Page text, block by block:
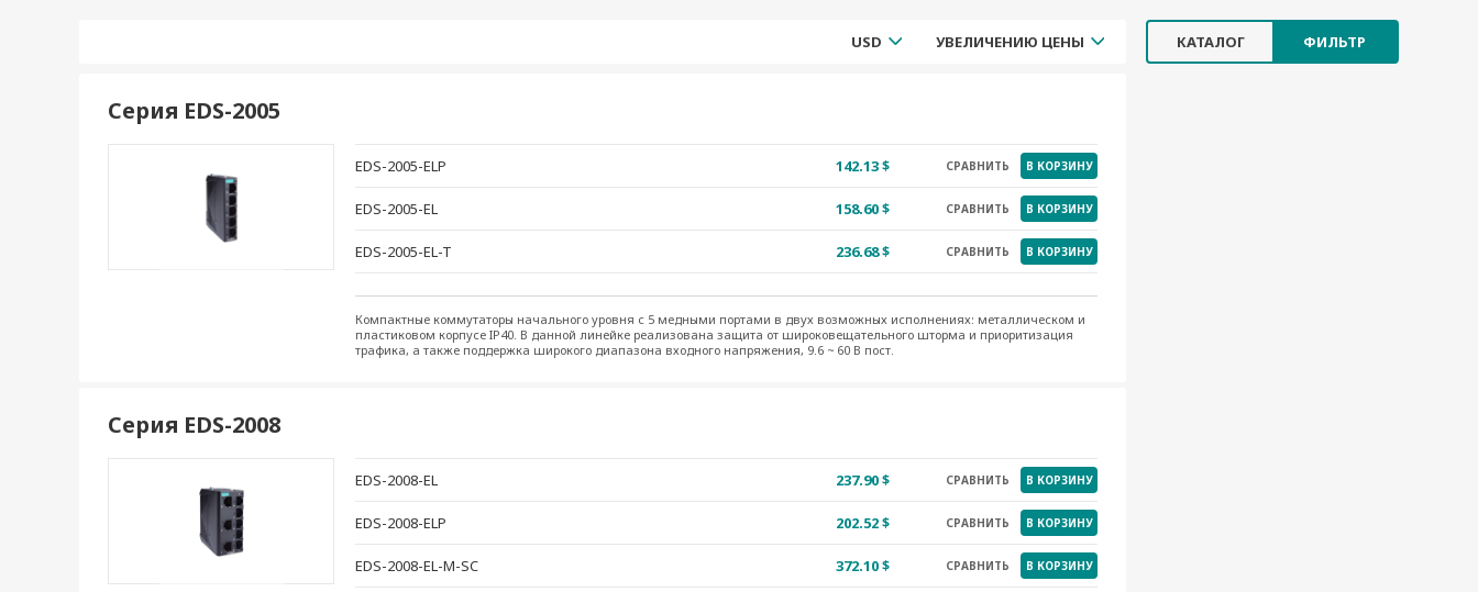
КАТАЛОГ ФИЛЬТР
USD УВЕЛИЧЕНИЮ ЦЕНЫ
Серия EDS-2005
EDS-2005-ELP 142.13 $ СРАВНИТЬ В КОРЗИНУ
EDS-2005-EL 158.60 $ СРАВНИТЬ В КОРЗИНУ
EDS-2005-EL-T 236.68 $ СРАВНИТЬ В КОРЗИНУ
Компактные коммутаторы начального уровня с 5 медными портами в двух возможных исполнениях: металлическом и
пластиковом корпусе IP40. В данной линейке реализована защита от широковещательного шторма и приоритизация
трафика, а также поддержка широкого диапазона входного напряжения, 9.6 ~ 60 В пост.
Серия EDS-2008
EDS-2008-EL 237.90 $ СРАВНИТЬ В КОРЗИНУ
EDS-2008-ELP 202.52 $ СРАВНИТЬ В КОРЗИНУ
EDS-2008-EL-M-SC 372.10 $ СРАВНИТЬ В КОРЗИНУ